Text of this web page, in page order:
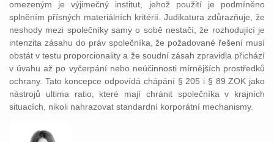
omezeným je výjimečný institut, jehož použití je podmíněno
splněním přísných materiálních kritérií. Judikatura zdůrazňuje, že
neshody mezi společníky samy o sobě nestačí, že rozhodující je
intenzita zásahu do práv společníka, že požadované řešení musí
obstát v testu proporcionality a že soudní zásah zpravidla přichází
v úvahu až po vyčerpání nebo neúčinnosti mírnějších prostředků
ochrany. Tato koncepce odpovídá chápání § 205 i § 89 ZOK jako
nástrojů ultima ratio, které mají chránit společníka v krajních
situacích, nikoli nahrazovat standardní korporátní mechanismy.